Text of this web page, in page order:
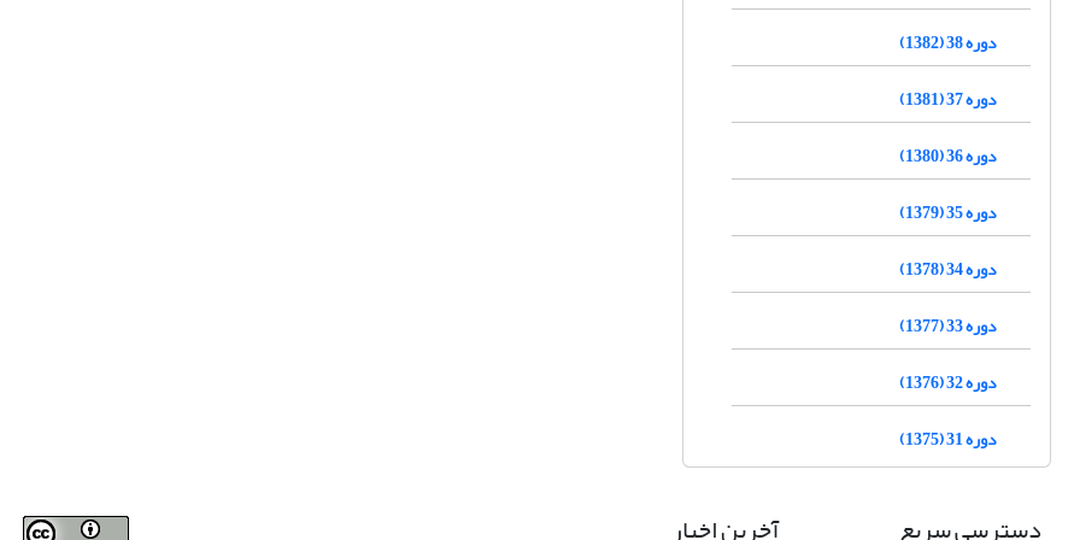
دوره 38 (1382)
دوره 37 (1381)
دوره 36 (1380)
دوره 35 (1379)
دوره 34 (1378)
دوره 33 (1377)
دوره 32 (1376)
دوره 31 (1375)
دسترسی سریع آخرین اخبار